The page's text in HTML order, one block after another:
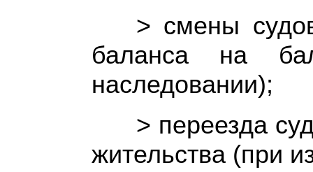
> смены
баланса на
наследовании);
> переезда
жительства (при